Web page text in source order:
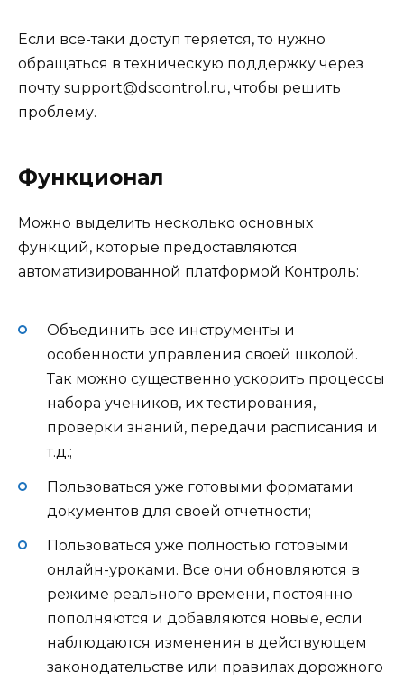
Если все-таки доступ теряется, то нужно
обращаться в техническую поддержку через
почту support@dscontrol.ru, чтобы решить
проблему.
Функционал
Можно выделить несколько основных
функций, которые предоставляются
автоматизированной платформой Контроль:
Объединить все инструменты и
особенности управления своей школой.
Так можно существенно ускорить процессы
набора учеников, их тестирования,
проверки знаний, передачи расписания и
т.д.;
Пользоваться уже готовыми форматами
документов для своей отчетности;
Пользоваться уже полностью готовыми
онлайн-уроками. Все они обновляются в
режиме реального времени, постоянно
пополняются и добавляются новые, если
наблюдаются изменения в действующем
законодательстве или правилах дорожного